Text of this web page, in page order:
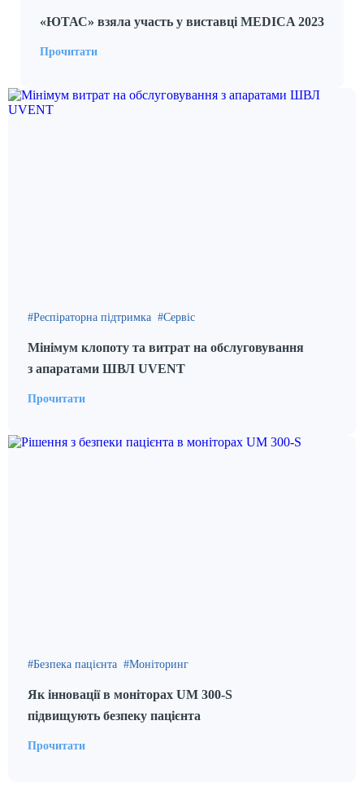
«ЮТАС» взяла участь у виставці MEDICA 2023
Прочитати
Респіраторна підтримка Сервіс
Мінімум клопоту та витрат на обслуговування
з апаратами ШВЛ UVENT
Прочитати
Безпека пацієнта Моніторинг
Як інновації в моніторах UM 300-S
підвищують безпеку пацієнта
Прочитати